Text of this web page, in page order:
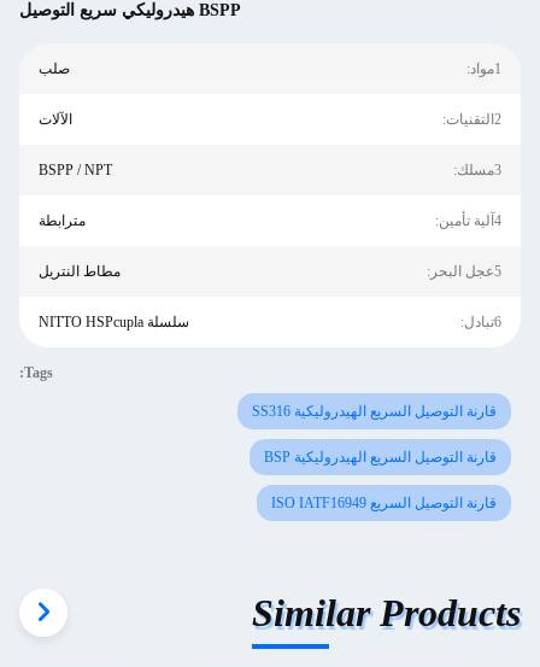
BSPP هيدروليكي سريع التوصيل
1مواد: صلب
2التقنيات: الآلات
3مسلك: BSPP / NPT
4آلية تأمين: مترابطة
5عجل البحر: مطاط النتريل
6تبادل: سلسلة NITTO HSPcupla
Tags:
قارنة التوصيل السريع الهيدروليكية SS316
قارنة التوصيل السريع الهيدروليكية BSP
قارنة التوصيل السريع ISO IATF16949
Similar Products